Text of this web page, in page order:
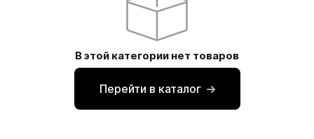
В этой категории нет товаров
Перейти в каталог